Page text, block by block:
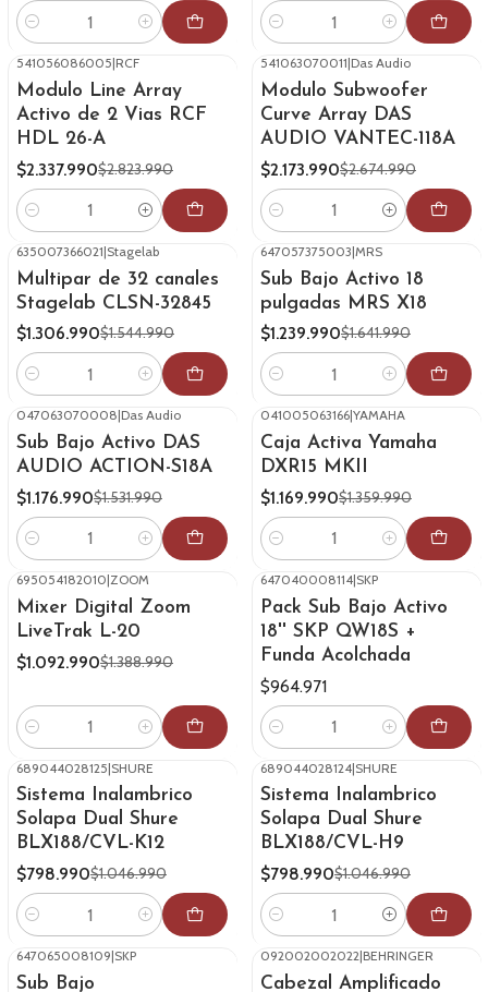
Cantidad Cantidad
541056086005|RCF
Modulo Line Array
Activo de 2 Vias RCF
HDL 26-A
$2.337.990$2.823.990
Cantidad
541063070011|Das Audio
Modulo Subwoofer
Curve Array DAS
AUDIO VANTEC-118A
$2.173.990$2.674.990
Cantidad
-15% OFF
635007366021|Stagelab
Multipar de 32 canales
Stagelab CLSN-32845
$1.306.990$1.544.990
Cantidad
-24%OFF
647057375003|MRS
Sub Bajo Activo 18
pulgadas MRS X18
$1.239.990$1.641.990
Cantidad
047063070008|Das Audio
Sub Bajo Activo DAS
AUDIO ACTION-S18A
$1.176.990$1.531.990
Cantidad
041005063166|YAMAHA
Caja Activa Yamaha
DXR15 MKII
$1.169.990$1.359.990
Cantidad
695054182010|ZOOM
Mixer Digital Zoom
LiveTrak L-20
$1.092.990$1.388.990
Cantidad
647040008114|SKP
Pack Sub Bajo Activo
18'' SKP QW18S +
Funda Acolchada
$964.971
Cantidad
-24% OFF
689044028125|SHURE
Sistema Inalambrico
Solapa Dual Shure
BLX188/CVL-K12
$798.990$1.046.990
Cantidad
-24% OFF
689044028124|SHURE
Sistema Inalambrico
Solapa Dual Shure
BLX188/CVL-H9
$798.990$1.046.990
Cantidad
647065008109|SKP
Sub Bajo
092002002022|BEHRINGER
Cabezal Amplificado